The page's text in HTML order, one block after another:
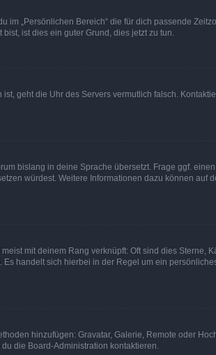
„Persönlichen Bereich“ die für dich passende
ist dies ein guter Grund, dies jetzt zu tun.
geht die Uhr des Servers vermutlich falsch.
bislang in deine Sprache übersetzt. Frage ggf.
würdest. Weitere Informationen dazu können auf
mit deinem Rang verknüpft: Oft sind dies Sterne,
handelt sich hierbei in der Regel um ein
hinzufügen: Gravatar, Galerie, Remote oder
die Board-Administration kontaktieren.